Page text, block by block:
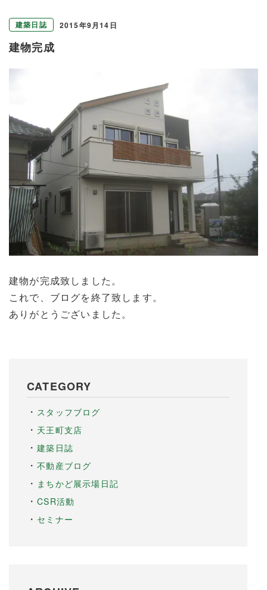
建築日誌 2015年9月14日
建物完成
建物が完成致しました。
これで、ブログを終了致します。
ありがとうございました。
CATEGORY
スタッフブログ
天王町支店
建築日誌
不動産ブログ
まちかど展示場日記
CSR活動
セミナー